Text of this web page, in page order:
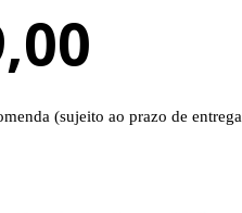
(sujeito ao prazo de